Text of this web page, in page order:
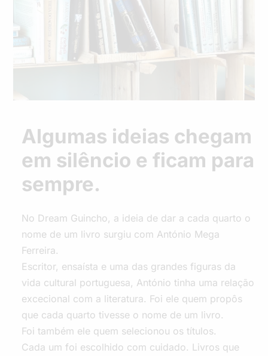
Algumas ideias chegam
em silêncio e ficam para
sempre.
No Dream Guincho, a ideia de dar a cada quarto o
nome de um livro surgiu com António Mega
Ferreira.
Escritor, ensaísta e uma das grandes figuras da
vida cultural portuguesa, António tinha uma relação
excecional com a literatura. Foi ele quem propôs
que cada quarto tivesse o nome de um livro.
Foi também ele quem selecionou os títulos.
Cada um foi escolhido com cuidado. Livros que